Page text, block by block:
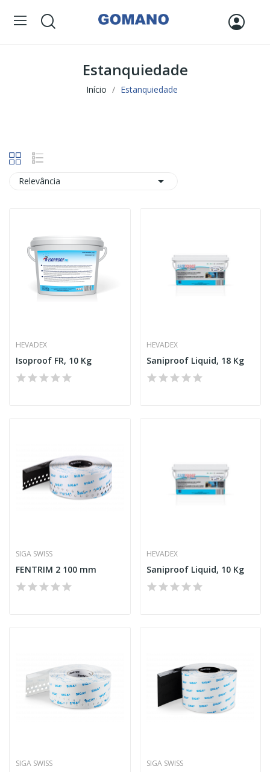
Estanquiedade
Início Estanquiedade
Relevância 
HEVADEX
Isoproof FR, 10 Kg
HEVADEX
Saniproof Liquid, 18 Kg
SIGA SWISS
FENTRIM 2 100 mm
HEVADEX
Saniproof Liquid, 10 Kg
SIGA SWISS SIGA SWISS